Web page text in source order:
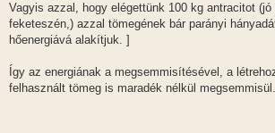
Vagyis azzal, hogy elégettünk 100 kg antracitot (jó
feketeszén,) azzal tömegének bár parányi
hőenergiává alakítjuk. ]
Így az energiának a megsemmisítésével, a
felhasznált tömeg is maradék nélkül megsemmisül.